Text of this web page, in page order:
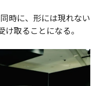
時に、形には現れない
け取ることになる。